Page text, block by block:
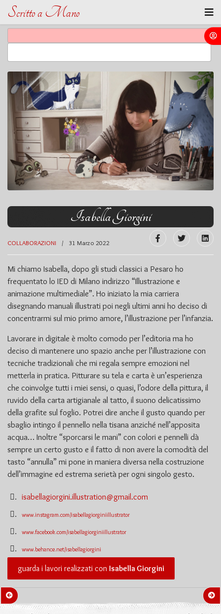
Scritto a Mano
Isabella Giorgini
COLLABORAZIONI 31 Marzo 2022
Mi chiamo Isabella, dopo gli studi classici a Pesaro ho
frequentato lo IED di Milano indirizzo “Illustrazione e
animazione multimediale”. Ho iniziato la mia carriera
disegnando manuali illustrati poi negli ultimi anni ho deciso di
concentrarmi sul mio primo amore, l’illustrazione per l’infanzia.
Lavorare in digitale è molto comodo per l’editoria ma ho
deciso di mantenere uno spazio anche per l’illustrazione con
tecniche tradizionali che mi regala sempre emozioni nel
metterla in pratica. Pitturare su tela e carta è un’esperienza
che coinvolge tutti i miei sensi, o quasi, l’odore della pittura, il
ruvido della carta artigianale al tatto, il suono delicatissimo
della grafite sul foglio. Potrei dire anche il gusto quando per
sbaglio intingo il pennello nella tisana anziché nell’apposita
acqua… Inoltre “sporcarsi le mani” con colori e pennelli dà
sempre un certo gusto e il fatto di non avere la comodità del
tasto “annulla” mi pone in maniera diversa nella costruzione
dell’immagine ed estrema serietà per ogni singolo gesto.
. isabellagiorgini.illustration@gmail.com
. www.instagram.com/isabellagiorginiillustrator
. www.facebook.com/isabellagiorginiillustrator
. www.behance.net/isabellagiorgini
guarda i lavori realizzati con Isabella Giorgini